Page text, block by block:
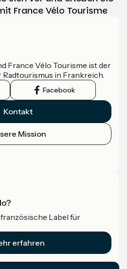
France Vélo Tourisme
France Vélo Tourisme ist der
Radtourismus in Frankreich.
Facebook
Kontakt
Mission
französische Label für
erfahren